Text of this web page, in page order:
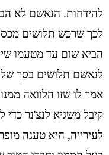
להידחות. הנאשם לא
לכך שרכש תלושים
הביא שום עד מטעמו
לנאשם תלושים בסך של 000,10 ,₪
אמר לו שזו הלוואה
קיבל משגיא לנצ'נר כדי
לעירייה, היא טענה